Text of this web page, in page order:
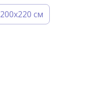
200х220 см